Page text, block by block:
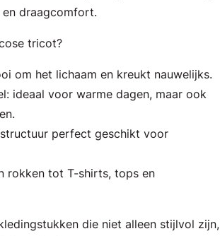
draagcomfort.
tricot?
om het lichaam en kreukt nauwelijks.
ideaal voor warme dagen, maar ook
perfect geschikt voor
rokken tot T-shirts, tops en
die niet alleen stijlvol zijn,